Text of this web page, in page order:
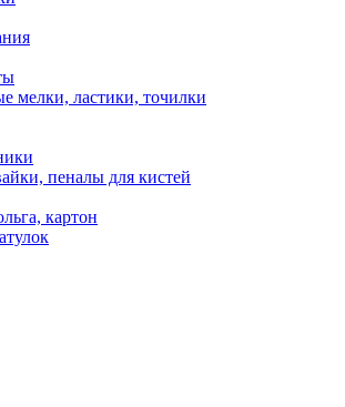
мелки, ластики, точилки
пеналы для кистей
картон